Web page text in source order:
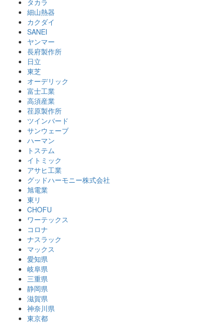
細山熱器
カクダイ
SANEI
ヤンマー
長府製作所
日立
東芝
オーデリック
富士工業
高須産業
荏原製作所
ツインバード
サンウェーブ
ハーマン
トステム
イトミック
アサヒ工業
グッドハーモニー株式会社
旭電業
東リ
CHOFU
ワーテックス
コロナ
ナスラック
マックス
愛知県
岐阜県
三重県
静岡県
滋賀県
神奈川県
東京都